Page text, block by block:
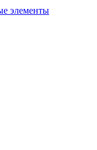
элементы